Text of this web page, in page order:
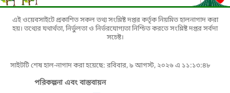
এই ওয়েবসাইটে প্রকাশিত সকল তথ্য সংশ্লিষ্ট দপ্তর কর্তৃক নিয়মিত হালনাগাদ করা
হয়। তথ্যের যথার্থতা, নির্ভুলতা ও নির্ভরযোগ্যতা নিশ্চিত করতে সংশ্লিষ্ট দপ্তর সর্বদা
সচেষ্ট।
সাইটটি শেষ হাল-নাগাদ করা হয়েছে: রবিবার, ৯ আগস্ট, ২০২৬ এ ১১:১৩:৪৮
পরিকল্পনা এবং বাস্তবায়ন